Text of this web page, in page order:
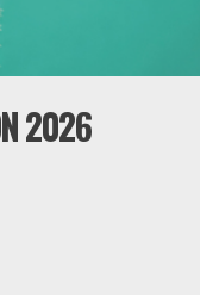
2026